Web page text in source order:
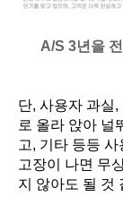
A/S 3년을
단, 사용자 과실,
로 올라 앉아 널
고, 기타 등등
고장이 나면 무
지 않아도 될 것